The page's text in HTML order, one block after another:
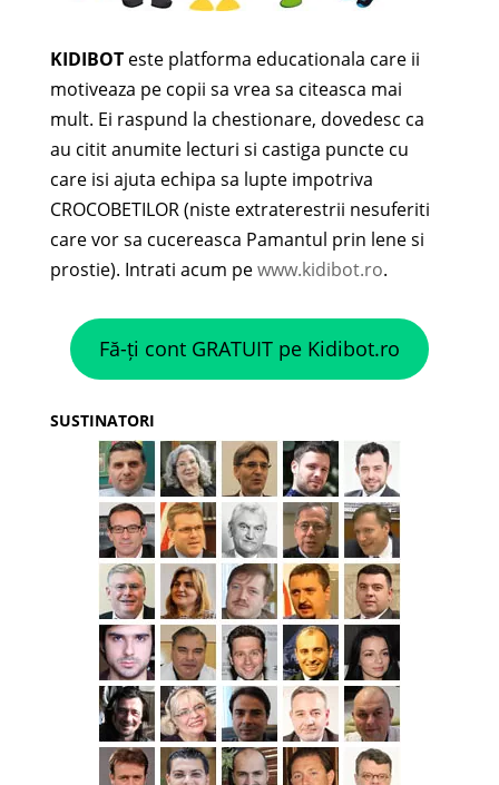
KIDIBOTeste platforma educationala care ii
motiveaza pe copii sa vrea sa citeasca mai
mult. Ei raspund la chestionare, dovedesc ca
au citit anumite lecturi si castiga puncte cu
care isi ajuta echipa sa lupte impotriva
CROCOBETILOR (niste extraterestrii nesuferiti
care vor sa cucereasca Pamantul prin lene si
prostie). Intrati acum pewww.kidibot.ro.
Fă-ți cont GRATUIT pe Kidibot.ro
SUSTINATORI